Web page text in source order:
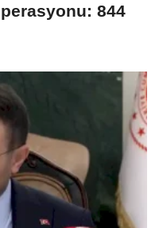
844